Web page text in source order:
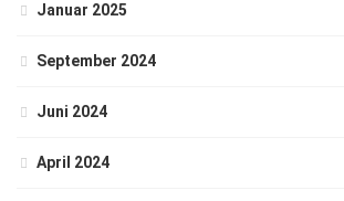
Januar 2025
September 2024
Juni 2024
April 2024